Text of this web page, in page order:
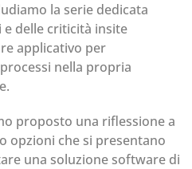
la serie dedicata
e delle criticità insite
applicativo per
nella propria
proposto una riflessione a
opzioni che si presentano
una soluzione software di